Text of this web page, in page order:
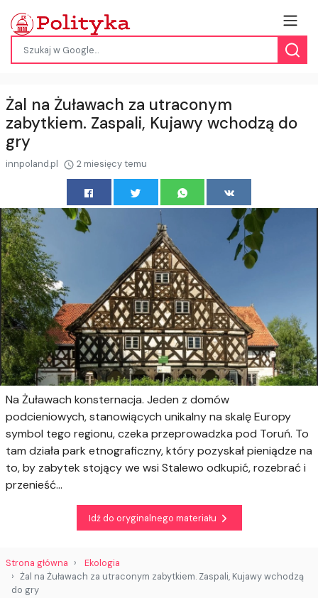
Żal na Żuławach za utraconym
zabytkiem. Zaspali, Kujawy wchodzą do
gry
innpoland.pl 2 miesięcy temu
Na Żuławach konsternacja. Jeden z domów
podcieniowych, stanowiących unikalny na skalę Europy
symbol tego regionu, czeka przeprowadzka pod Toruń. To
tam działa park etnograficzny, który pozyskał pieniądze na
to, by zabytek stojący we wsi Stalewo odkupić, rozebrać i
przenieść...
Idź do oryginalnego materiału
Strona główna
Ekologia
Żal na Żuławach za utraconym zabytkiem. Zaspali, Kujawy wchodzą
do gry